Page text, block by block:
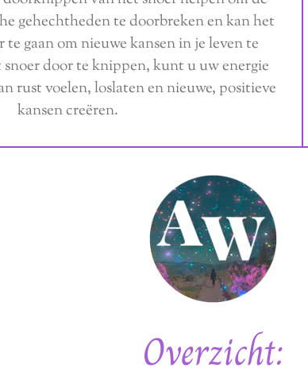
gehechtheden te doorbreken en kan het
gaan om nieuwe kansen in je leven te
door te knippen, kunt u uw energie
rust voelen, loslaten en nieuwe, positieve
kansen creëren.
Overzicht: